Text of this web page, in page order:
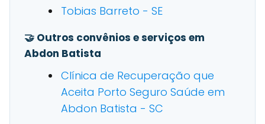
Tobias Barreto - SE
🤝 Outros convênios e serviços em
Abdon Batista
Clínica de Recuperação que
Aceita Porto Seguro Saúde em
Abdon Batista - SC